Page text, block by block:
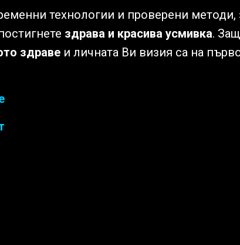
технологии и проверени методи,
здрава и красива усмивка.
здравеи личната Ви визия са на